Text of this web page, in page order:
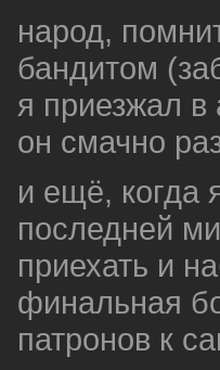
народ,
бандитом
я приезжал в
он смачно
и ещё, когда
последней
приехать и
финальная
патронов к